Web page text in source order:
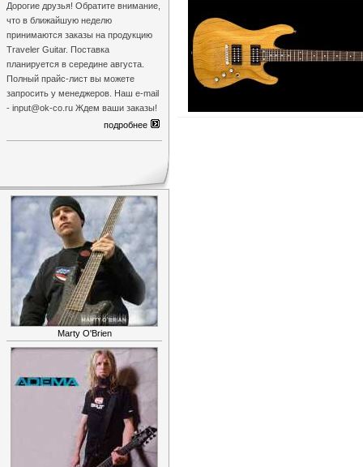
Дорогие друзья! Обратите внимание,
что в ближайшую неделю
принимаются заказы на продукцию
Traveler Guitar. Поставка
планируется в середине августа.
Полный прайс-лист вы можете
запросить у менеджеров. Наш e-mail
- input@ok-co.ru Ждем ваши заказы!
подробнее
Marty O'Brien